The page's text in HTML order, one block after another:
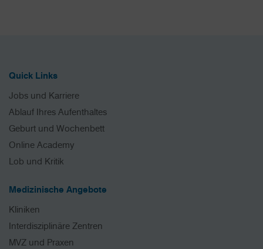
Quick Links
Jobs und Karriere
Ablauf Ihres Aufenthaltes
Geburt und Wochenbett
Online Academy
Lob und Kritik
Medizinische Angebote
Kliniken
Interdisziplinäre Zentren
MVZ und Praxen